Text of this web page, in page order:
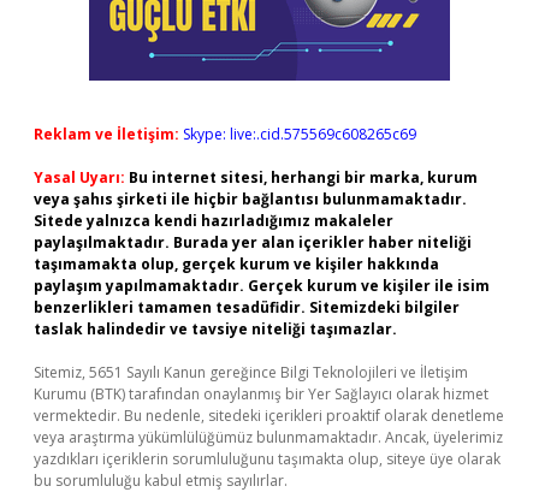
Reklam ve İletişim: Skype: live:.cid.575569c608265c69
Yasal Uyarı: Bu internet sitesi, herhangi bir marka, kurum
veya şahıs şirketi ile hiçbir bağlantısı bulunmamaktadır.
Sitede yalnızca kendi hazırladığımız makaleler
paylaşılmaktadır. Burada yer alan içerikler haber niteliği
taşımamakta olup, gerçek kurum ve kişiler hakkında
paylaşım yapılmamaktadır. Gerçek kurum ve kişiler ile isim
benzerlikleri tamamen tesadüfidir. Sitemizdeki bilgiler
taslak halindedir ve tavsiye niteliği taşımazlar.
Sitemiz, 5651 Sayılı Kanun gereğince Bilgi Teknolojileri ve İletişim
Kurumu (BTK) tarafından onaylanmış bir Yer Sağlayıcı olarak hizmet
vermektedir. Bu nedenle, sitedeki içerikleri proaktif olarak denetleme
veya araştırma yükümlülüğümüz bulunmamaktadır. Ancak, üyelerimiz
yazdıkları içeriklerin sorumluluğunu taşımakta olup, siteye üye olarak
bu sorumluluğu kabul etmiş sayılırlar.